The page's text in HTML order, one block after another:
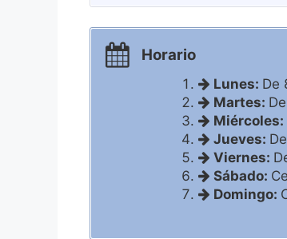
Horario
Lunes: De
Martes:
Miércoles:
Jueves:
Viernes:
Sábado:
Domingo: